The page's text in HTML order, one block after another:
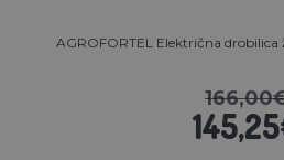
AGROFORTEL Električna drobilica